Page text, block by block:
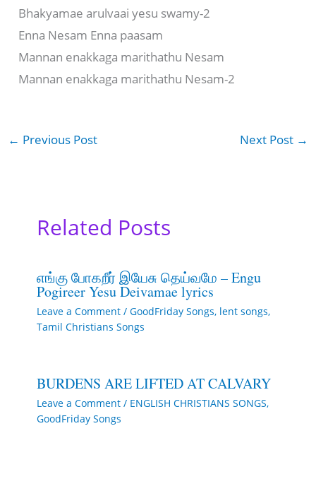
Bhakyamae arulvaai yesu swamy-2
Enna Nesam Enna paasam
Mannan enakkaga marithathu Nesam
Mannan enakkaga marithathu Nesam-2
← Previous Post Next Post →
Related Posts
எங்கு போகறீர் இயேசு தெய்வமே – Engu
Pogireer Yesu Deivamae lyrics
Leave a Comment / GoodFriday Songs, lent songs,
Tamil Christians Songs
BURDENS ARE LIFTED AT CALVARY
Leave a Comment / ENGLISH CHRISTIANS SONGS,
GoodFriday Songs